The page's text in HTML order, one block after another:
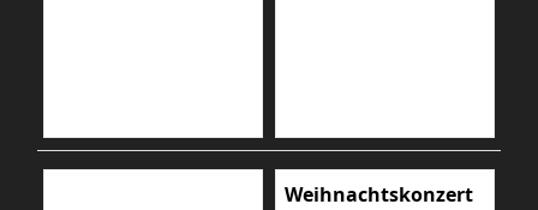
Weihnachtskonzert